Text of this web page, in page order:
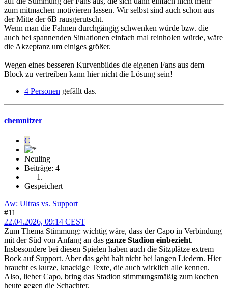
zum mitmachen motivieren lassen. Wir selbst sind auch schon aus
der Mitte der 6B rausgerutscht.
Wenn man die Fahnen durchgängig schwenken würde bzw. die
auch bei spannenden Situationen einfach mal reinholen würde, wäre
die Akzeptanz um einiges größer.
Wegen eines besseren Kurvenbildes die eigenen Fans aus dem
Block zu vertreiben kann hier nicht die Lösung sein!
4 Personen gefällt das.
chemnitzer
C
Neuling
Beiträge: 4
Gespeichert
Aw: Ultras vs. Support
#11
22.04.2026, 09:14 CEST
Zum Thema Stimmung: wichtig wäre, dass der Capo in Verbindung
mit der Süd von Anfang an das ganze Stadion einbezieht.
Insbesondere bei diesen Spielen haben auch die Sitzplätze extrem
Bock auf Support. Aber das geht halt nicht bei langen Liedern. Hier
braucht es kurze, knackige Texte, die auch wirklich alle kennen.
Also, lieber Capo, bring das Stadion stimmungsmäßig zum kochen
heute gegen die Schachter.